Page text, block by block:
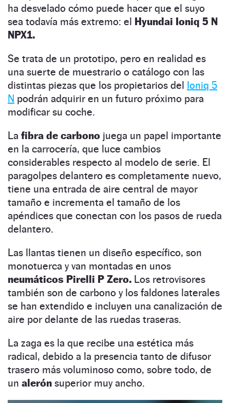
ha desvelado cómo puede hacer que el suyo
sea todavía más extremo: el Hyundai Ioniq 5 N
NPX1.
Se trata de un prototipo, pero en realidad es
una suerte de muestrario o catálogo con las
distintas piezas que los propietarios del Ioniq 5
N podrán adquirir en un futuro próximo para
modificar su coche.
La fibra de carbono juega un papel importante
en la carrocería, que luce cambios
considerables respecto al modelo de serie. El
paragolpes delantero es completamente nuevo,
tiene una entrada de aire central de mayor
tamaño e incrementa el tamaño de los
apéndices que conectan con los pasos de rueda
delantero.
Las llantas tienen un diseño específico, son
monotuerca y van montadas en unos
neumáticos Pirelli P Zero. Los retrovisores
también son de carbono y los faldones laterales
se han extendido e incluyen una canalización de
aire por delante de las ruedas traseras.
La zaga es la que recibe una estética más
radical, debido a la presencia tanto de difusor
trasero más voluminoso como, sobre todo, de
un alerón superior muy ancho.